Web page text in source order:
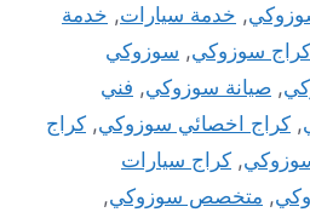
, خدمة سيارات, خدمة
سوزوكي, سوزوكي
, صيانة سوزوكي, فني
, كراج اخصائي سوزوكي, كراج
, كراج سيارات
, متخصص سوزوكي,